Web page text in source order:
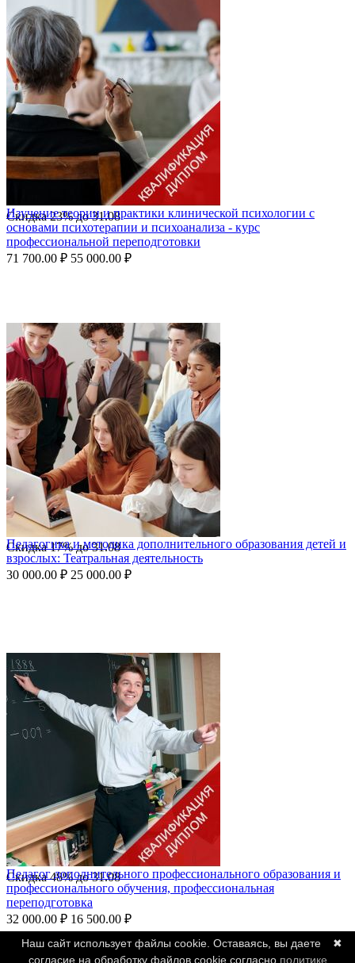
Скидка23%до31.08
Изучение теории и практики клинической психологии с
основами психотерапии и психоанализа - курс
профессиональной переподготовки
71 700.00 ₽ 55 000.00 ₽
Скидка17%до31.08
Педагогика и методика дополнительного образования детей и
взрослых: Театральная деятельность
30 000.00 ₽ 25 000.00 ₽
Скидка48%до31.08
Педагог дополнительного профессионального образования и
профессионального обучения, профессиональная
переподготовка
32 000.00 ₽ 16 500.00 ₽
✖
Наш сайт использует файлы cookie. Оставаясь, вы даете
согласие на обработку файлов cookie согласно политике